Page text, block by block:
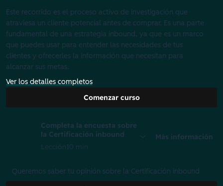
Este recorrido es el proceso activo de investigación que
atraviesa un cliente potencial antes de comprar. Es una parte
fundamental de una estrategia inbound, ya que es un marco
que puedes usar para entender las necesidades de tus
clientes y ofrecerles la información que necesitan para
alcanzar sus metas.
Ver los detalles completos
Comenzar curso
Completa la encuesta sobre
la Certificación inbound
Lección10 min
Más información
Queremos saber tu opinión sobre la Certificación inbound